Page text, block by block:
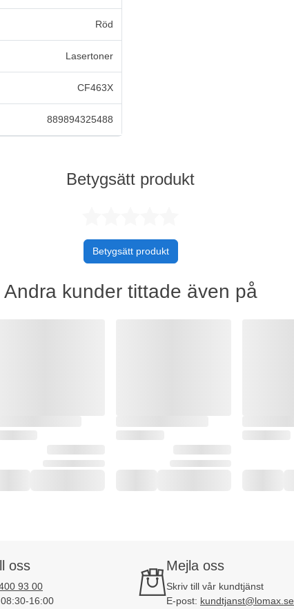
Röd
Lasertoner
CF463X
889894325488
Betygsätt produkt
Betygsätt produkt
Andra kunder tittade även på
oss
93 00
16:00
Mejla oss
Skriv till vår kundtjänst
E-post: kundtjanst@lomax.se